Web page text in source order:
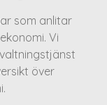
som anlitar
Vi
över